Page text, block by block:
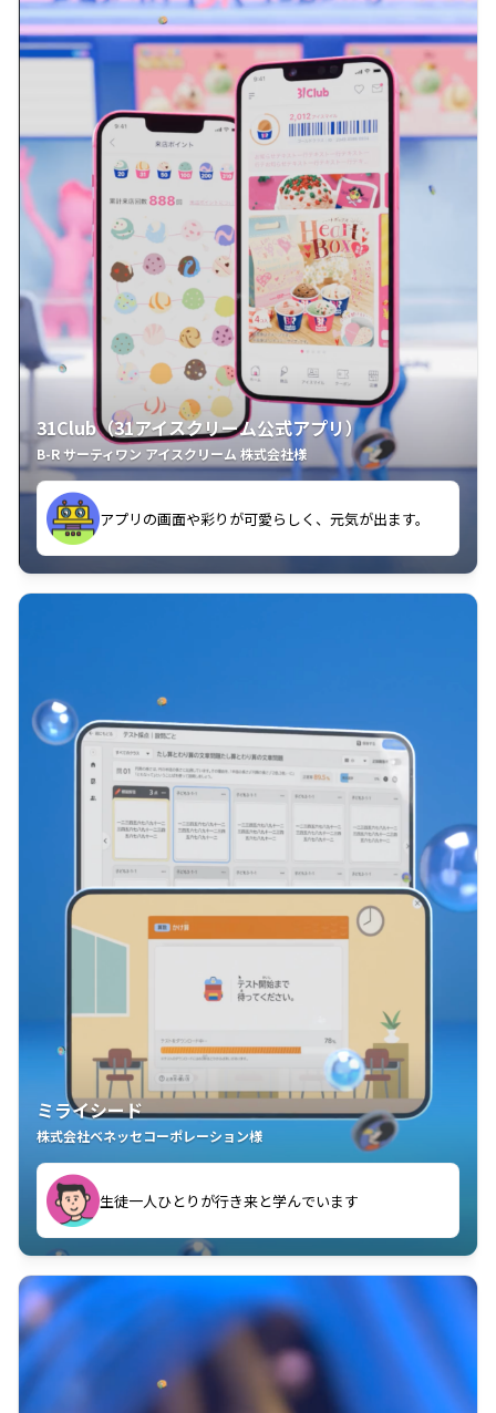
31Club（31アイスクリーム公式アプリ）
B-R サーティワン アイスクリーム 株式会社様
アプリの画面や彩りが可愛らしく、元気が出ます。
クラスごとに特典があるようなので使うのが楽しいで
す。
ミライシード
株式会社ベネッセコーポレーション様
生徒一人ひとりが行き来と学んでいます
教室中の児童生徒が「問題が解けてうれしい」「解く
ことが楽しい」を実感しています